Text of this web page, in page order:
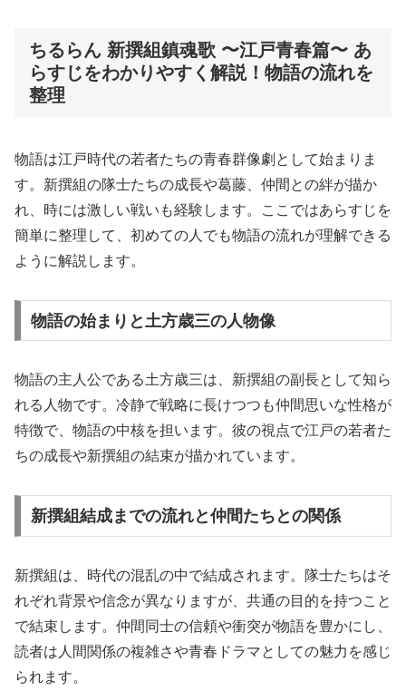
ちるらん 新撰組鎮魂歌 〜江戸青春篇〜 あ
らすじをわかりやすく解説！物語の流れを
整理
物語は江戸時代の若者たちの青春群像劇として始まりま
す。新撰組の隊士たちの成長や葛藤、仲間との絆が描か
れ、時には激しい戦いも経験します。ここではあらすじを
簡単に整理して、初めての人でも物語の流れが理解できる
ように解説します。
物語の始まりと土方歳三の人物像
物語の主人公である土方歳三は、新撰組の副長として知ら
れる人物です。冷静で戦略に長けつつも仲間思いな性格が
特徴で、物語の中核を担います。彼の視点で江戸の若者た
ちの成長や新撰組の結束が描かれています。
新撰組結成までの流れと仲間たちとの関係
新撰組は、時代の混乱の中で結成されます。隊士たちはそ
れぞれ背景や信念が異なりますが、共通の目的を持つこと
で結束します。仲間同士の信頼や衝突が物語を豊かにし、
読者は人間関係の複雑さや青春ドラマとしての魅力を感じ
られます。